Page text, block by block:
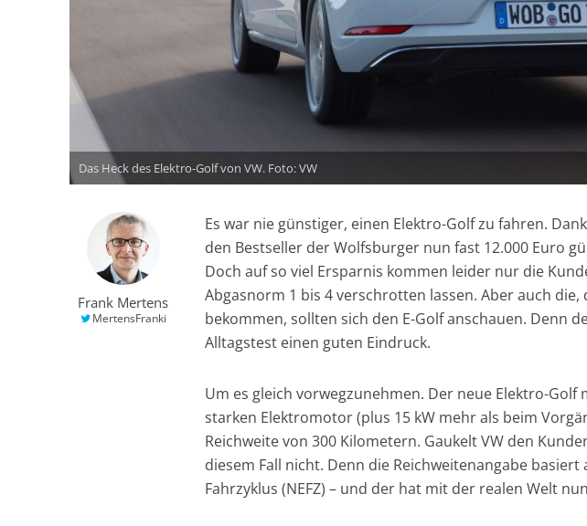
Das Heck des Elektro-Golf von VW. Foto: VW
Frank Mertens
MertensFranki
Es war nie günstiger, einen Elektro-Golf zu fahren.
den Bestseller der Wolfsburger nun fast 12.000 Euro
Doch auf so viel Ersparnis kommen leider nur die
Abgasnorm 1 bis 4 verschrotten lassen. Aber auch die,
bekommen, sollten sich den E-Golf anschauen. Denn
Alltagstest einen guten Eindruck.
Um es gleich vorwegzunehmen. Der neue Elektro-
starken Elektromotor (plus 15 kW mehr als beim
Reichweite von 300 Kilometern. Gaukelt VW den
diesem Fall nicht. Denn die Reichweitenangabe
Fahrzyklus (NEFZ) – und der hat mit der realen Welt